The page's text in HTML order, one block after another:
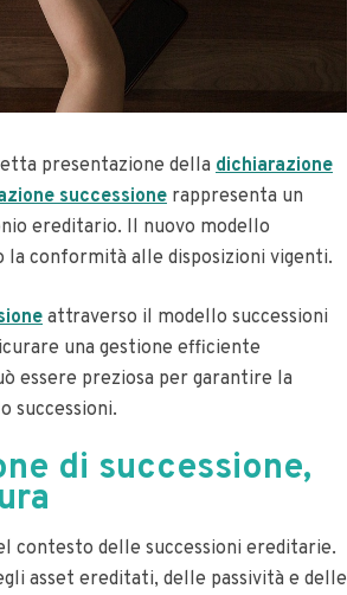
presentazione della dichiarazione
successione rappresenta un
ereditario. Il nuovo modello
conformità alle disposizioni vigenti.
attraverso il modello successioni
una gestione efficiente
essere preziosa per garantire la
successioni.
di successione,
contesto delle successioni ereditarie.
asset ereditati, delle passività e delle